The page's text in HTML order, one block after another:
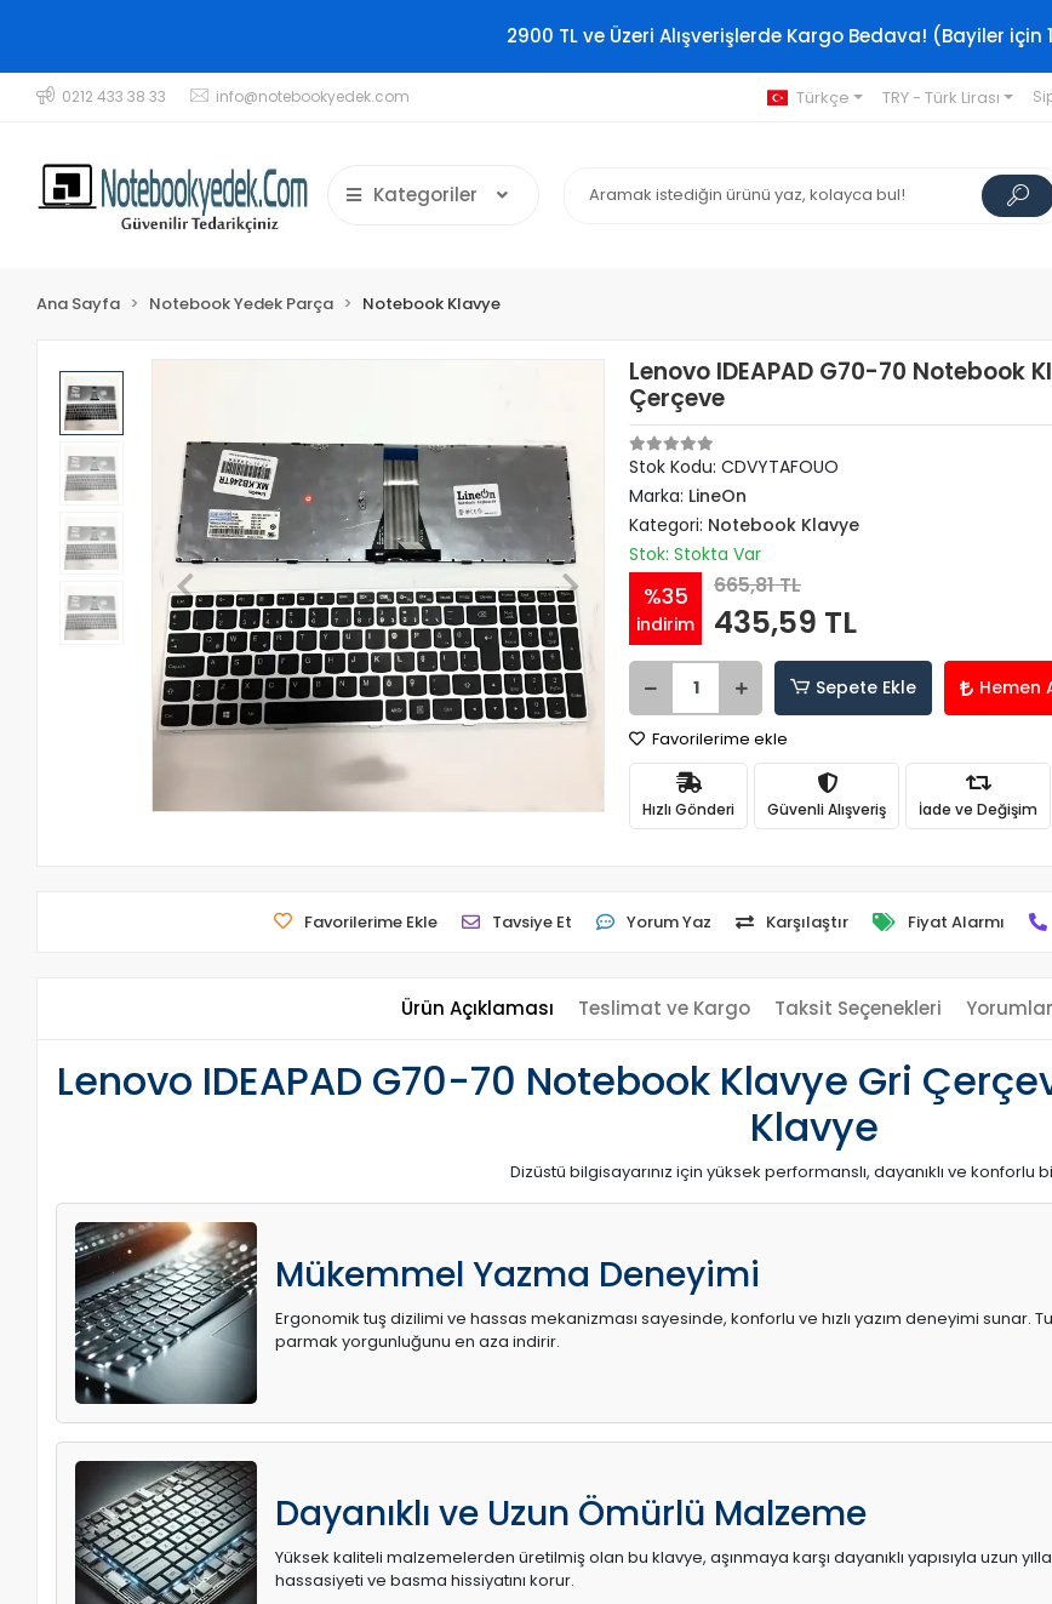
2900 TL ve Üzeri Alışverişlerde Kargo Bedava! (Bayiler için
0212 433 38 33 info@notebookyedek.com Türkçe TRY - Türk Lirası
Kategoriler
Ana Sayfa Notebook Yedek Parça Notebook Klavye
Lenovo IDEAPAD G70-70 Notebook
Çerçeve
Stok Kodu: CDVYTAFOUO
Marka: LineOn
Kategori: Notebook Klavye
Stok: Stokta Var
%35
indirim
665,81 TL
435,59 TL
Sepete Ekle Hemen
Favorilerime ekle
Hızlı Gönderi Güvenli Alışveriş İade ve Değişim
Favorilerime Ekle Tavsiye Et Yorum Yaz Karşılaştır Fiyat Alarmı
Ürün Açıklaması Teslimat ve Kargo Taksit Seçenekleri Yorumlar
Lenovo IDEAPAD G70-70 Notebook Klavye Gri
Klavye
Dizüstü bilgisayarınız için yüksek performanslı, dayanıklı ve konforlu
Mükemmel Yazma Deneyimi
Ergonomik tuş dizilimi ve hassas mekanizması sayesinde, konforlu ve hızlı yazım deneyimi sunar.
parmak yorgunluğunu en aza indirir.
Dayanıklı ve Uzun Ömürlü Malzeme
Yüksek kaliteli malzemelerden üretilmiş olan bu klavye, aşınmaya karşı dayanıklı yapısıyla uzun
hassasiyeti ve basma hissiyatını korur.